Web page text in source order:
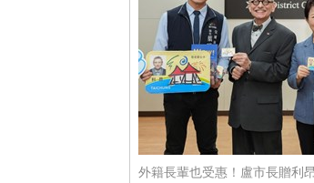
外籍長輩也受惠！盧市長贈利